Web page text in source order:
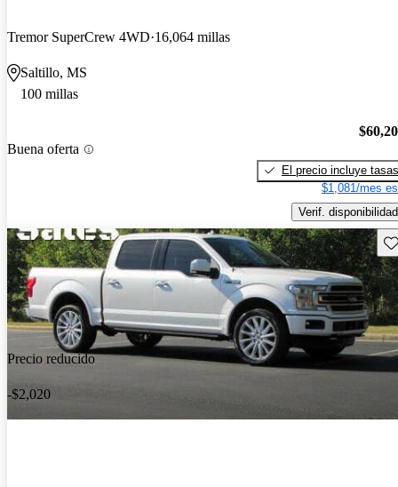
Tremor SuperCrew 4WD 16,064 millas
Saltillo, MS
100 millas
Buena oferta
El precio incluye tasas
$1,081/mes
Verif. disponibilidad
Precio reducido
-$2,020